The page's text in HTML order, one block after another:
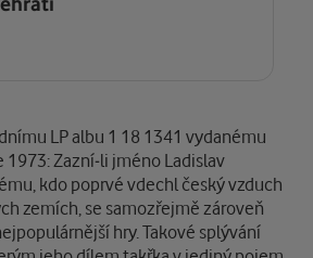
LP albu 1 18 1341 vydanému
1973: Zazní-li jméno Ladislav
kdo poprvé vdechl český vzduch
zemích, se samozřejmě zároveň
hry. Takové splývání